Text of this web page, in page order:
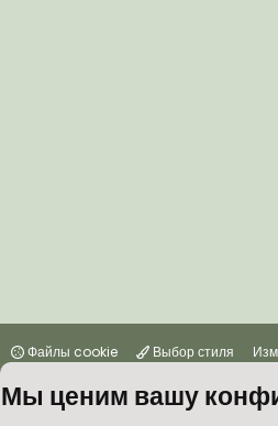
Файлы cookie Выбор стиля
Условия и правила
Мы ценим вашу